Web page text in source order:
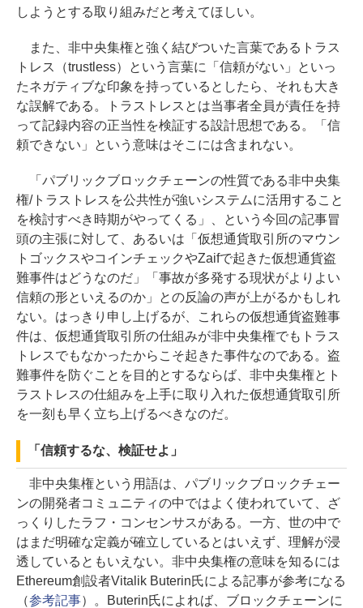
しようとする取り組みだと考えてほしい。
また、非中央集権と強く結びついた言葉であるトラス
トレス（trustless）という言葉に「信頼がない」といっ
たネガティブな印象を持っているとしたら、それも大き
な誤解である。トラストレスとは当事者全員が責任を持
って記録内容の正当性を検証する設計思想である。「信
頼できない」という意味はそこには含まれない。
「パブリックブロックチェーンの性質である非中央集
権/トラストレスを公共性が強いシステムに活用すること
を検討すべき時期がやってくる」、という今回の記事冒
頭の主張に対して、あるいは「仮想通貨取引所のマウン
トゴックスやコインチェックやZaifで起きた仮想通貨盗
難事件はどうなのだ」「事故が多発する現状がよりよい
信頼の形といえるのか」との反論の声が上がるかもしれ
ない。はっきり申し上げるが、これらの仮想通貨盗難事
件は、仮想通貨取引所の仕組みが非中央集権でもトラス
トレスでもなかったからこそ起きた事件なのである。盗
難事件を防ぐことを目的とするならば、非中央集権とト
ラストレスの仕組みを上手に取り入れた仮想通貨取引所
を一刻も早く立ち上げるべきなのだ。
「信頼するな、検証せよ」
非中央集権という用語は、パブリックブロックチェー
ンの開発者コミュニティの中ではよく使われていて、ざ
っくりしたラフ・コンセンサスがある。一方、世の中で
はまだ明確な定義が確立しているとはいえず、理解が浸
透しているともいえない。非中央集権の意味を知るには
Ethereum創設者Vitalik Buterin氏による記事が参考になる
（参考記事）。Buterin氏によれば、ブロックチェーンに